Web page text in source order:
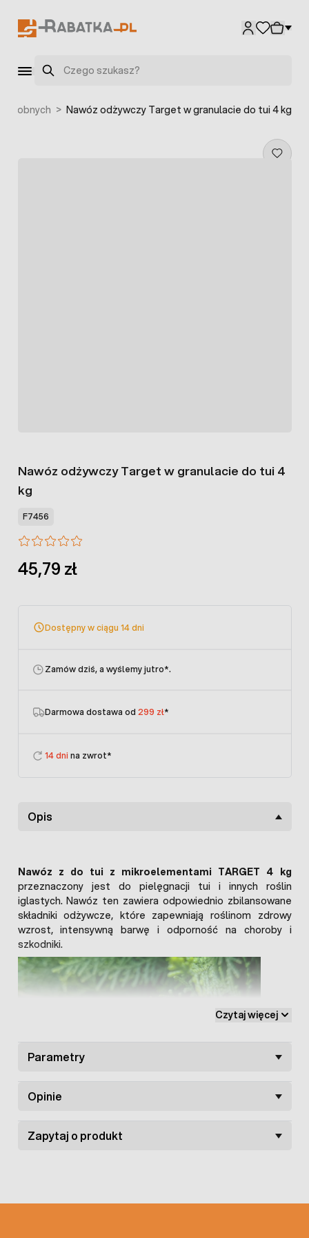
Szukaj
> Nawóz odżywczy Target w granulacie do tui 4 kg
Nawóz odżywczy Target w granulacie do tui 4
kg
F7456
45,79 zł
Dostępny w ciągu 14 dni
Zamów dziś, a wyślemy jutro*.
Darmowa dostawa od 299 zł*
14 dni na zwrot*
Opis
Nawóz z do tui z mikroelementami TARGET 4 kg
przeznaczony jest do pielęgnacji tui i innych roślin
iglastych. Nawóz ten zawiera odpowiednio zbilansowane
składniki odżywcze, które zapewniają roślinom zdrowy
wzrost, intensywną barwę i odporność na choroby i
szkodniki.
Czytaj więcej
Parametry
Opinie
Zapytaj o produkt